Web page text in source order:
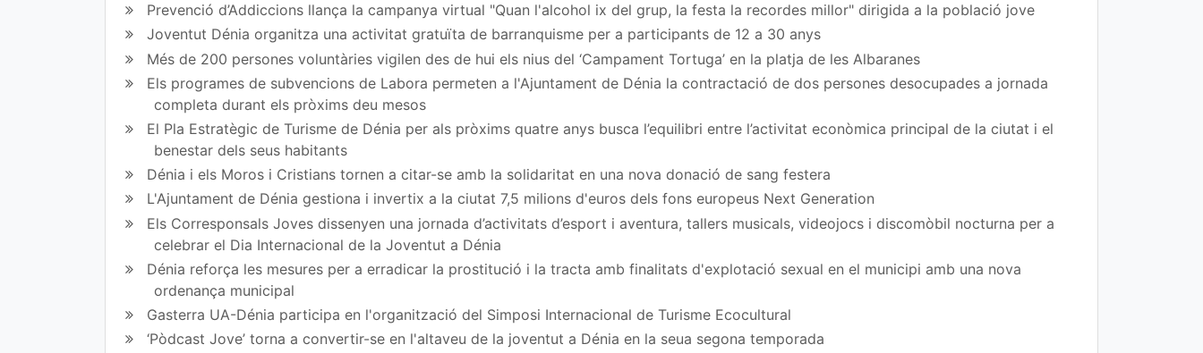
ir
en
Fa
ce
bo
ok
ir
en
Tw
itt
er
Prevenció d’Addiccions llança la campanya virtual "Quan l'alcohol ix del grup, la festa la recordes millor" dirigida a la població jove
Joventut Dénia organitza una activitat gratuïta de barranquisme per a participants de 12 a 30 anys
Més de 200 persones voluntàries vigilen des de hui els nius del ‘Campament Tortuga’ en la platja de les Albaranes
Els programes de subvencions de Labora permeten a l'Ajuntament de Dénia la contractació de dos persones desocupades a jornada
completa durant els pròxims deu mesos
El Pla Estratègic de Turisme de Dénia per als pròxims quatre anys busca l’equilibri entre l’activitat econòmica principal de la ciutat i el
benestar dels seus habitants
Dénia i els Moros i Cristians tornen a citar-se amb la solidaritat en una nova donació de sang festera
L'Ajuntament de Dénia gestiona i invertix a la ciutat 7,5 milions d'euros dels fons europeus Next Generation
Els Corresponsals Joves dissenyen una jornada d’activitats d’esport i aventura, tallers musicals, videojocs i discomòbil nocturna per a
celebrar el Dia Internacional de la Joventut a Dénia
Dénia reforça les mesures per a erradicar la prostitució i la tracta amb finalitats d'explotació sexual en el municipi amb una nova
ordenança municipal
Gasterra UA-Dénia participa en l'organització del Simposi Internacional de Turisme Ecocultural
‘Pòdcast Jove’ torna a convertir-se en l'altaveu de la joventut a Dénia en la seua segona temporada